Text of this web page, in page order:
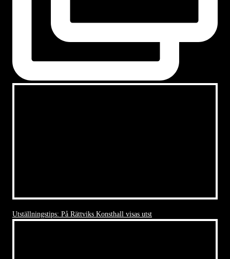
Utställningstips: På Rättviks Konsthall visas utst